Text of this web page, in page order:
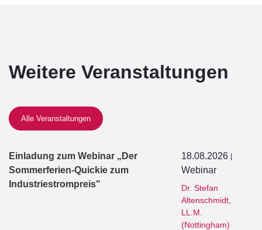
Weitere Veranstaltungen
Alle Veranstaltungen
Einladung zum Webinar „Der
Sommerferien-Quickie zum
Industriestrompreis"
18.08.2026
Webinar
Dr. Stefan
Altenschmidt,
LL.M.
(Nottingham)